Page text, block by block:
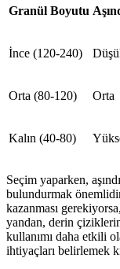
Granül Boyutu
İnce (120-240)
Orta (80-120) Orta
Kalın (40-80)
Seçim yaparken,
bulundurmak
kazanması
yandan, derin
kullanımı daha etkili
ihtiyaçları belirlemek